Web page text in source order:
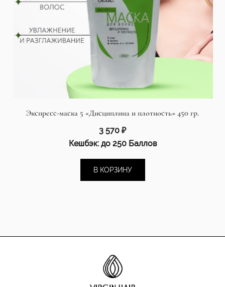
Экспресс-маска 5 «Дисциплина и плотность» 450 гр.
3 570 ₽
Кешбэк:до 250 Баллов
В КОРЗИНУ